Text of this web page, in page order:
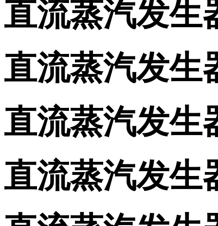
直流蒸汽发生
直流蒸汽发生
直流蒸汽发生
直流蒸汽发生